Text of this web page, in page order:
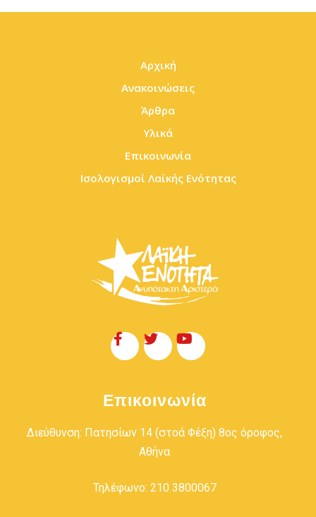
Αρχική
Ανακοινώσεις
Άρθρα
Υλικά
Επικοινωνία
Ισολογισμοί Λαϊκής Ενότητας
Επικοινωνία
Διεύθυνση: Πατησίων 14 (στοά Φέξη) 8ος όροφος,
Αθήνα
Τηλέφωνο: 210 3800067